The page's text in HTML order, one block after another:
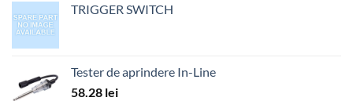
TRIGGER SWITCH
Tester de aprindere In-Line
58.28 lei